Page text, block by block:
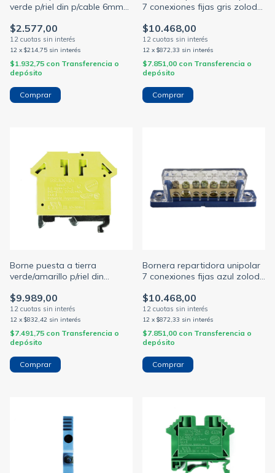
verde p/riel din p/cable 6mm
$2.577,00
12 x $214,75 sin interés
$1.932,75 con Transferencia o
depósito
7 conexiones fijas gris zoloda
$10.468,00
12 x $872,33 sin interés
$7.851,00 con Transferencia o
depósito
Borne puesta a tierra
verde/amarillo p/riel din
(ZOLODA)
$9.989,00
12 x $832,42 sin interés
$7.491,75 con Transferencia o
depósito
Bornera repartidora unipolar
7 conexiones fijas azul zoloda
$10.468,00
12 x $872,33 sin interés
$7.851,00 con Transferencia o
depósito